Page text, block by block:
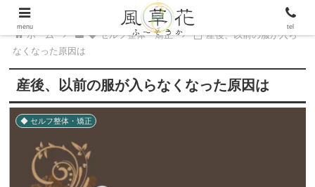
ホーム ◆ セルフ整体・矯正
産後、以前の服が入ら
なくなった原因は
産後、以前の服が入らなくなった原因は
◆ セルフ整体・矯正
menu tel